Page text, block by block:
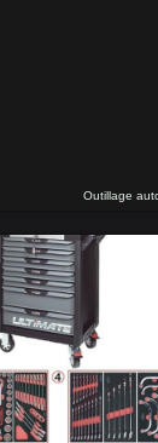
Outillage